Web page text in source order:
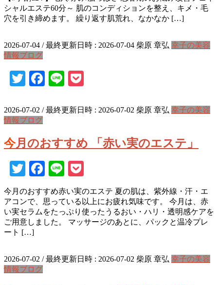
シャルエステ60分～ 肌のコンディションを整え、キメ・毛
穴を引き締めます。 繰り返す肌荒れ、なかなか […]
2026-07-04 / 最終更新日時 : 2026-07-04 柴原 章弘 幸子の美容
情報ブログ
TwitterFacebook
Line
2026-07-02 / 最終更新日時 : 2026-07-02 柴原 章弘 幸子の美容
情報ブログ
今月のおすすめ 「赤い実のエステ」
TwitterFacebook
Line
今月のおすすめ赤い実のエステ 夏の肌は、紫外線・汗・エ
アコンで、思っている以上にお疲れ気味です。 今月は、赤
い実セラムをたっぷり使ったうるおい・ハリ・透明感ケアを
ご用意しました。 マッサージのあとに、パックと温冷プレ
ート […]
2026-07-02 / 最終更新日時 : 2026-07-02 柴原 章弘 幸子の美容
情報ブログ